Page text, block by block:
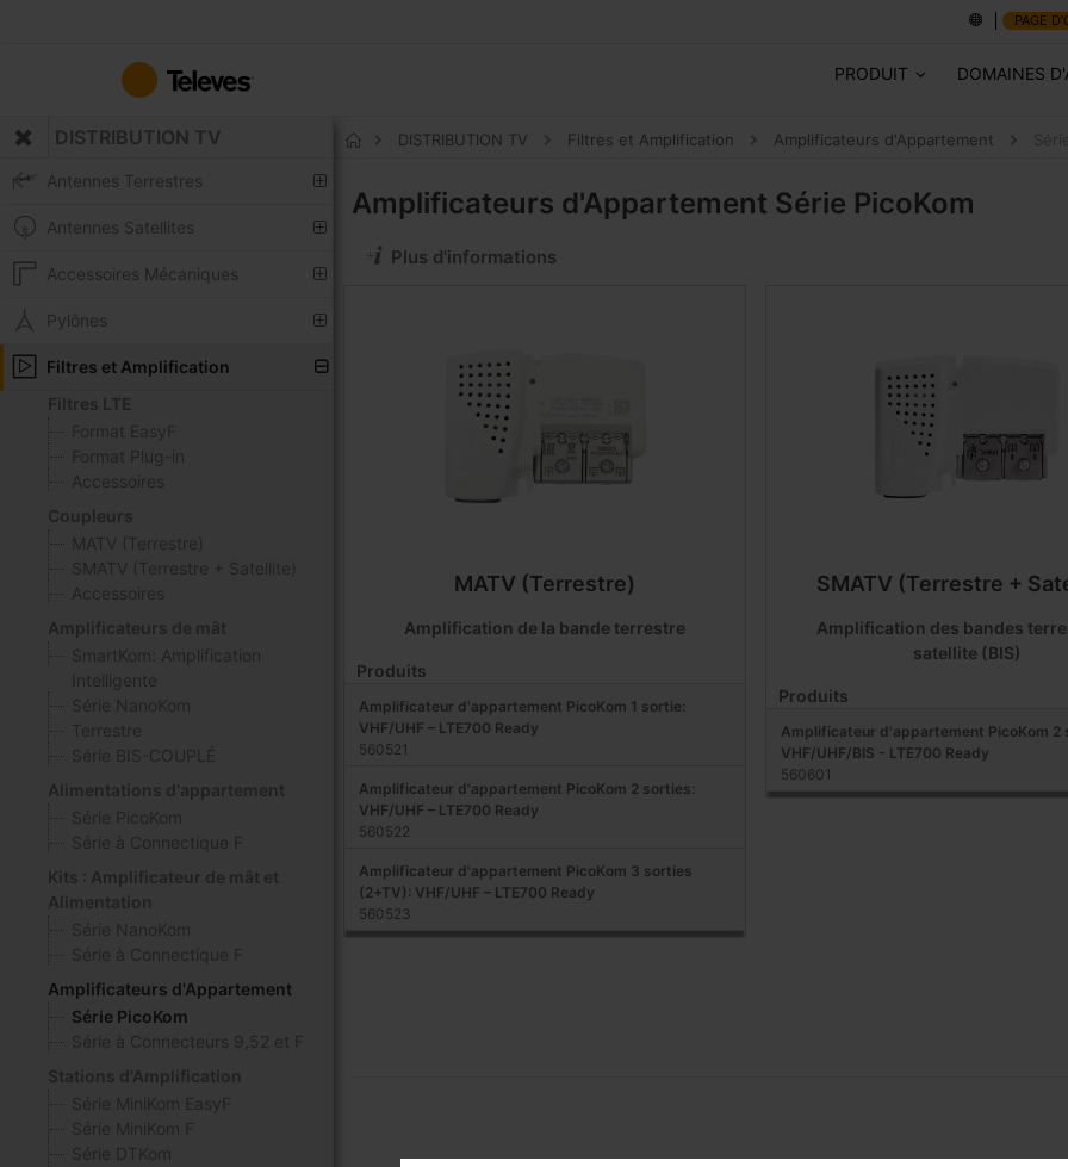
contenu
PAGE
PRODUIT DOMAINES
DISTRIBUTION TV
Antennes Terrestres
Antennes Satellites
Accessoires Mécaniques
Pylônes
Filtres et Amplification
Filtres LTE
Format EasyF
Format Plug-in
Accessoires
Coupleurs
MATV (Terrestre)
SMATV (Terrestre + Satellite)
Accessoires
Amplificateurs de mât
SmartKom: Amplification
Intelligente
Série NanoKom
Terrestre
Série BIS-COUPLÉ
Alimentations d'appartement
Série PicoKom
Série à Connectique F
Kits : Amplificateur de mât et
Alimentation
Série NanoKom
Série à Connectique F
Amplificateurs d'Appartement
Série PicoKom
Série à Connecteurs 9,52 et F
Stations d'Amplification
Série MiniKom EasyF
Série MiniKom F
Série DTKom
DISTRIBUTION TV Filtres et Amplification Amplificateurs d'Appartement
Amplificateurs d'Appartement Série PicoKom
Plus d'informations
MATV (Terrestre)
Amplification de la bande terrestre
Produits
Amplificateur d'appartement PicoKom 1 sortie:
VHF/UHF – LTE700 Ready
560521
Amplificateur d'appartement PicoKom 2 sorties:
VHF/UHF – LTE700 Ready
560522
Amplificateur d'appartement PicoKom 3 sorties
(2+TV): VHF/UHF – LTE700 Ready
560523
SMATV (Terrestre +
Amplification des bandes
satellite (BIS)
Produits
Amplificateur d'appartement PicoKom 2
VHF/UHF/BIS - LTE700 Ready
560601